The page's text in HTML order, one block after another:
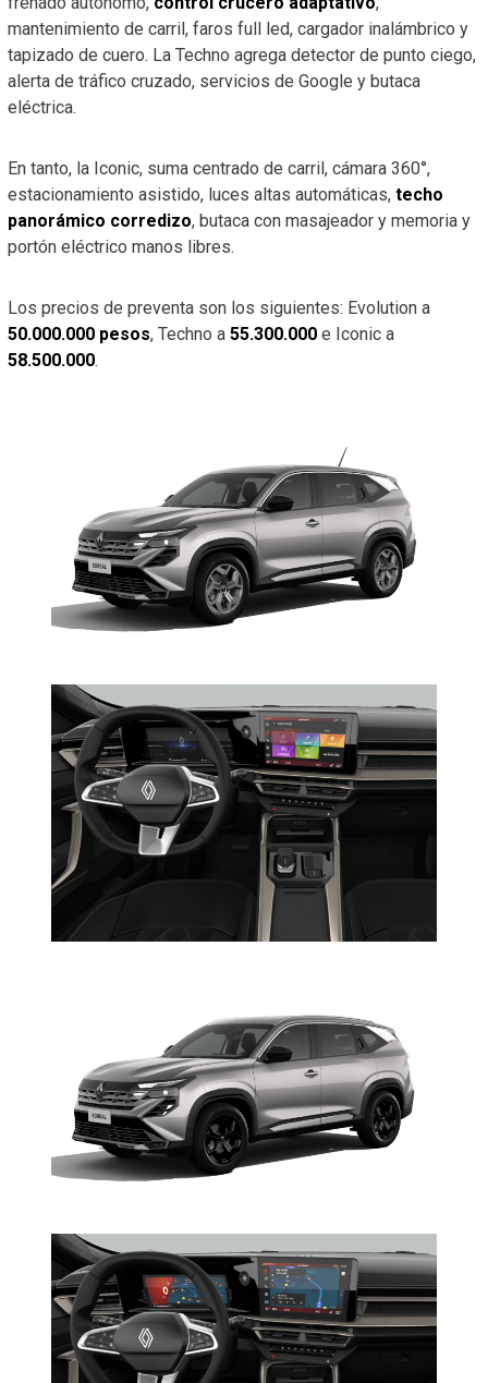
mantenimiento de carril, faros full led, cargador inalámbrico y
tapizado de cuero. La Techno agrega detector de punto ciego,
alerta de tráfico cruzado, servicios de Google y butaca
eléctrica.
En tanto, la Iconic, suma centrado de carril, cámara 360°,
estacionamiento asistido, luces altas automáticas, techo
panorámico corredizo, butaca con masajeador y memoria y
portón eléctrico manos libres.
Los precios de preventa son los siguientes: Evolution a
50.000.000 pesos, Techno a 55.300.000e Iconic a
58.500.000.